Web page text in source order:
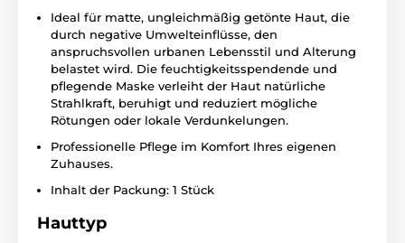
Ideal für matte, ungleichmäßig getönte Haut, die
durch negative Umwelteinflüsse, den
anspruchsvollen urbanen Lebensstil und Alterung
belastet wird. Die feuchtigkeitsspendende und
pflegende Maske verleiht der Haut natürliche
Strahlkraft, beruhigt und reduziert mögliche
Rötungen oder lokale Verdunkelungen.
Professionelle Pflege im Komfort Ihres eigenen
Zuhauses.
Inhalt der Packung: 1 Stück
Hauttyp